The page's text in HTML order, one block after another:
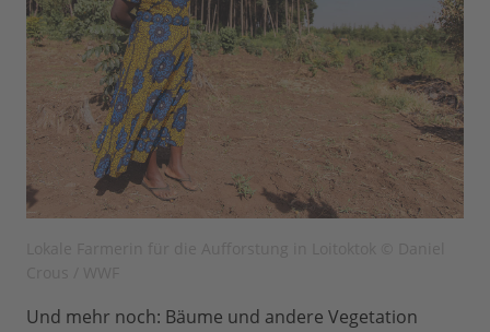
Und mehr noch: Bäume und andere Vegetation